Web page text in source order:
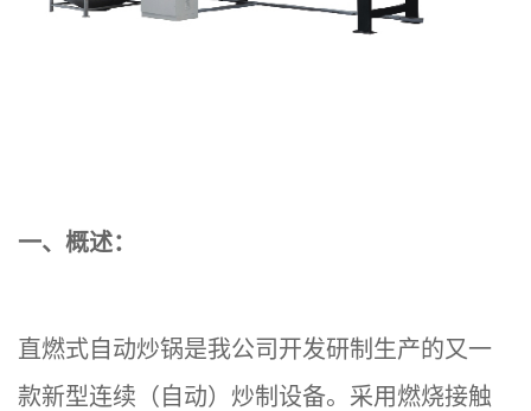
一、概述：
直燃式自动炒锅是我公司开发研制生产的又一
款新型连续（自动）炒制设备。采用燃烧接触